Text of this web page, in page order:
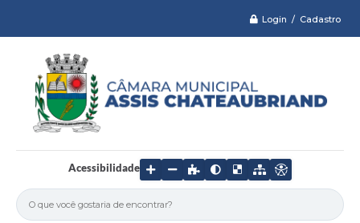
Login / Cadastro
Acessibilidade